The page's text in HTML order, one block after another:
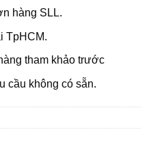
hàng SLL.
TpHCM.
tham khảo trước
cầu không có sẵn.